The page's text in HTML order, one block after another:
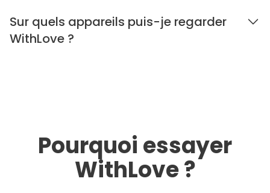
Sur quels appareils puis-je regarder
WithLove ?
Pourquoi essayer
WithLove ?